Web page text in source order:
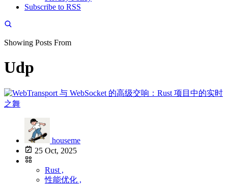
Subscribe to RSS
Showing Posts From
Udp
houseme
25 Oct, 2025
Rust ,
性能优化 ,